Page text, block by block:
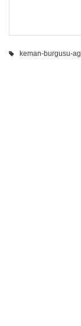
keman-burgusu-